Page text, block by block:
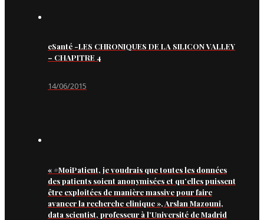
eSanté -LES CHRONIQUES DE LA SILICON VALLEY
– CHAPITRE 4
14/06/2015
« #MoiPatient, je voudrais que toutes les données
des patients soient anonymisées et qu’elles puissent
être exploitées de manière massive pour faire
avancer la recherche clinique », Arslan Mazouni,
data scientist, professeur à l’Université de Madrid